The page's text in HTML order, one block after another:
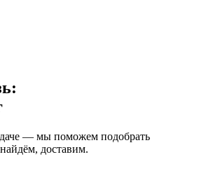
— мы поможем подобрать
доставим.